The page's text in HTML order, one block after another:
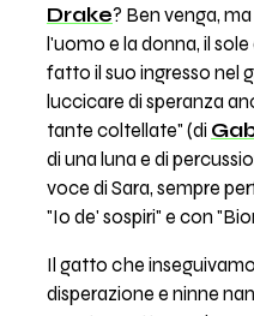
Drake? Ben venga,
l'uomo e la donna, il
fatto il suo ingresso nel
luccicare di speranza
tante coltellate" (di
di una luna e di
voce di Sara, sempre
"Io de' sospiri" e con
Il gatto che
disperazione e ninne